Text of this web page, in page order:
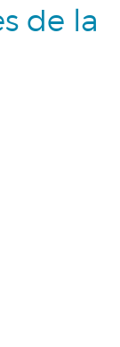
de la